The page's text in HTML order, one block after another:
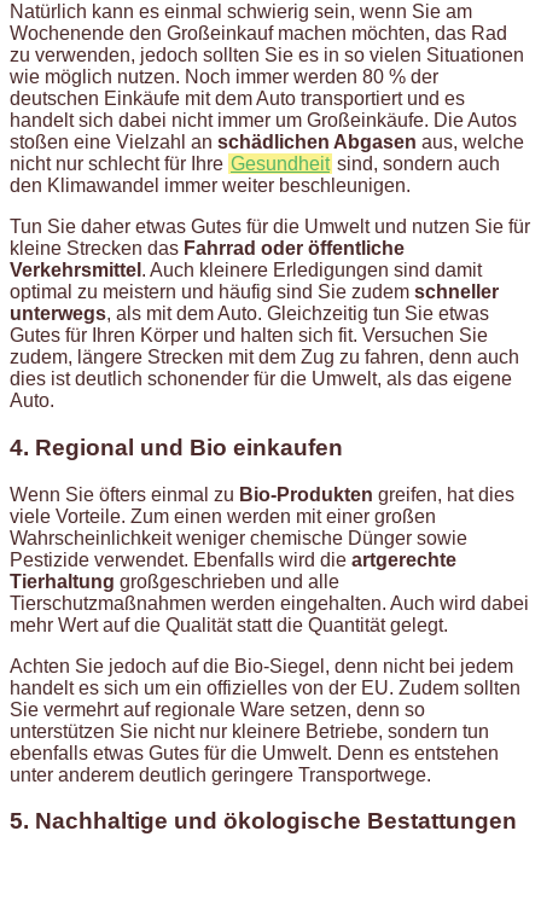
Natürlich kann es einmal schwierig sein, wenn Sie am
Wochenende den Großeinkauf machen möchten, das Rad
zu verwenden, jedoch sollten Sie es in so vielen Situationen
wie möglich nutzen. Noch immer werden 80 % der
deutschen Einkäufe mit dem Auto transportiert und es
handelt sich dabei nicht immer um Großeinkäufe. Die Autos
stoßen eine Vielzahl an schädlichen Abgasen aus, welche
nicht nur schlecht für Ihre Gesundheit sind, sondern auch
den Klimawandel immer weiter beschleunigen.
Tun Sie daher etwas Gutes für die Umwelt und nutzen Sie für
kleine Strecken das Fahrrad oder öffentliche
Verkehrsmittel . Auch kleinere Erledigungen sind damit
optimal zu meistern und häufig sind Sie zudem schneller
unterwegs, als mit dem Auto. Gleichzeitig tun Sie etwas
Gutes für Ihren Körper und halten sich fit. Versuchen Sie
zudem, längere Strecken mit dem Zug zu fahren, denn auch
dies ist deutlich schonender für die Umwelt, als das eigene
Auto.
4. Regional und Bio einkaufen
Wenn Sie öfters einmal zu Bio-Produkten greifen, hat dies
viele Vorteile. Zum einen werden mit einer großen
Wahrscheinlichkeit weniger chemische Dünger sowie
Pestizide verwendet. Ebenfalls wird die artgerechte
Tierhaltung großgeschrieben und alle
Tierschutzmaßnahmen werden eingehalten. Auch wird dabei
mehr Wert auf die Qualität statt die Quantität gelegt.
Achten Sie jedoch auf die Bio-Siegel, denn nicht bei jedem
handelt es sich um ein offizielles von der EU. Zudem sollten
Sie vermehrt auf regionale Ware setzen, denn so
unterstützen Sie nicht nur kleinere Betriebe, sondern tun
ebenfalls etwas Gutes für die Umwelt. Denn es entstehen
unter anderem deutlich geringere Transportwege.
5. Nachhaltige und ökologische Bestattungen